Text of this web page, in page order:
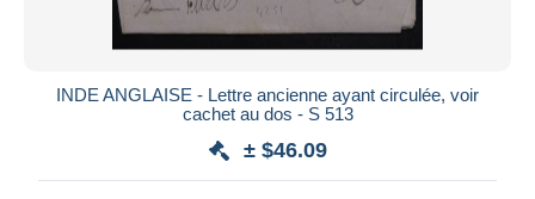
INDE ANGLAISE - Lettre ancienne ayant circulée, voir
cachet au dos - S 513
± $46.09